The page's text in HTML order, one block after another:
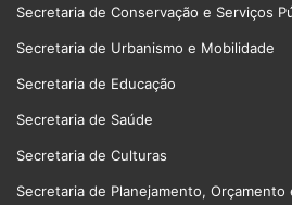
Secretaria de Conservação e Serviços
Secretaria de Urbanismo e Mobilidade
Secretaria de Educação
Secretaria de Saúde
Secretaria de Culturas
Secretaria de Planejamento,